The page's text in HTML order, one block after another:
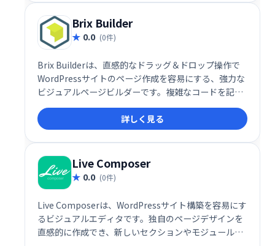
Brix Builder
0.0 (0件)
Brix Builderは、直感的なドラッグ＆ドロップ操作で
WordPressサイトのページ作成を容易にする、強力な
ビジュアルページビルダーです。複雑なコードを記述
することなく、洗練されたデザインのページを簡単に
構築できます。直感的なインターフェースで、あなた
の創造性を最大限に引き出しましょう。
詳しく見る
Live Composer
0.0 (0件)
Live Composerは、WordPressサイト構築を容易にす
るビジュアルエディタです。独自のページデザインを
直感的に作成でき、新しいセクションやモジュールな